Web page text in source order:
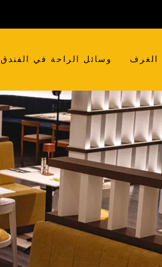
الغرف وسائل الراحة في الفندق